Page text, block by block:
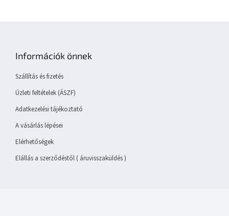
Információk önnek
Szállítás és fizetés
Üzleti feltételek (ÁSZF)
Adatkezelési tájékoztató
A vásárlás lépései
Elérhetőségek
Elállás a szerződéstől ( áruvisszaküldés )